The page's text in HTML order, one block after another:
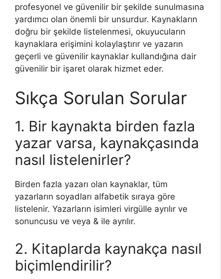
profesyonel ve güvenilir bir şekilde sunulmasına
yardımcı olan önemli bir unsurdur. Kaynakların
doğru bir şekilde listelenmesi, okuyucuların
kaynaklara erişimini kolaylaştırır ve yazarın
geçerli ve güvenilir kaynaklar kullandığına dair
güvenilir bir işaret olarak hizmet eder.
Sıkça Sorulan Sorular
1. Bir kaynakta birden fazla
yazar varsa, kaynakçasında
nasıl listelenirler?
Birden fazla yazarı olan kaynaklar, tüm
yazarların soyadları alfabetik sıraya göre
listelenir. Yazarların isimleri virgülle ayrılır ve
sonuncusu ve veya & ile ayrılır.
2. Kitaplarda kaynakça nasıl
biçimlendirilir?